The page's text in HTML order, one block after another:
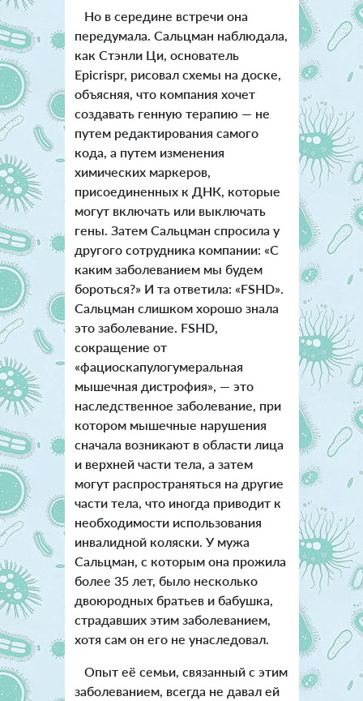
Но в середине встречи она
передумала. Сальцман наблюдала,
как Стэнли Ци, основатель
Epicrispr, рисовал схемы на доске,
объясняя, что компания хочет
создавать генную терапию — не
путем редактирования самого
кода, а путем изменения
химических маркеров,
присоединенных к ДНК, которые
могут включать или выключать
гены. Затем Сальцман спросила у
другого сотрудника компании: «С
каким заболеванием мы будем
бороться?» И та ответила: «FSHD».
Сальцман слишком хорошо знала
это заболевание. FSHD,
сокращение от
«фациоскапулогумеральная
мышечная дистрофия», — это
наследственное заболевание, при
котором мышечные нарушения
сначала возникают в области лица
и верхней части тела, а затем
могут распространяться на другие
части тела, что иногда приводит к
необходимости использования
инвалидной коляски. У мужа
Сальцман, с которым она прожила
более 35 лет, было несколько
двоюродных братьев и бабушка,
страдавших этим заболеванием,
хотя сам он его не унаследовал.
Опыт её семьи, связанный с этим
заболеванием, всегда не давал ей